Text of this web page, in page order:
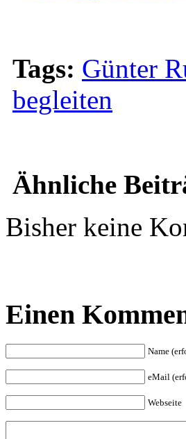
Tags: Günter
begleiten
Ähnliche
Bisher keine
Einen
Name
eMail
Webseite